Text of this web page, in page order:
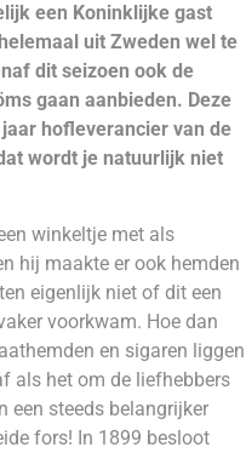
een Koninklijke gast
uit Zweden wel te
dit seizoen ook de
gaan aanbieden. Deze
hofleverancier van de
wordt je natuurlijk niet
winkeltje met als
hij maakte er ook hemden
eigenlijk niet of dit een
voorkwam. Hoe dan
en sigaren liggen
als het om de liefhebbers
een steeds belangrijker
fors! In 1899 besloot